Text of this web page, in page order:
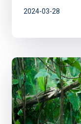
2024-03-28